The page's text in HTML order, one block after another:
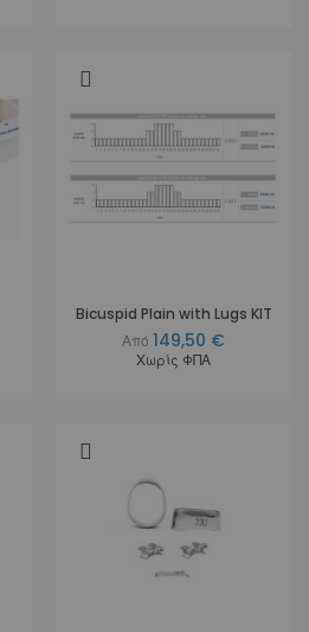
Bicuspid Plain with Lugs KIT
Από 149,50 €
Χωρίς ΦΠΑ